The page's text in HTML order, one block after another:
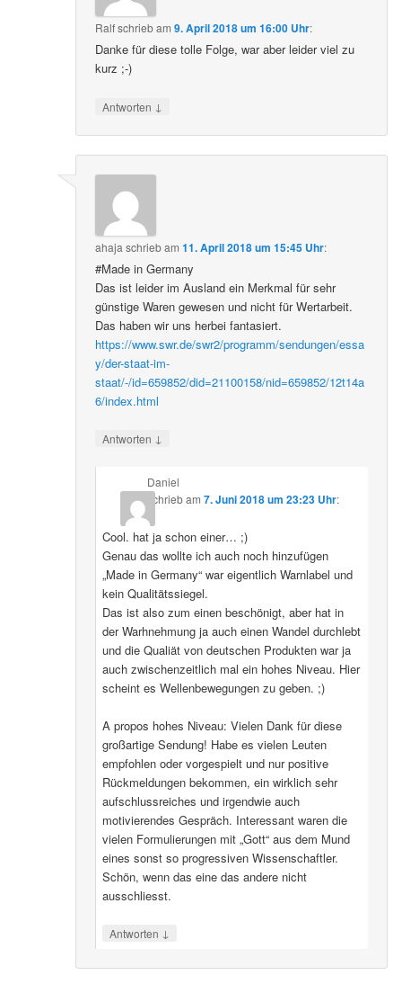
Ralfschriebam9. April 2018 um 16:00 Uhr:
Danke für diese tolle Folge, war aber leider viel zu
kurz ;-)
Antworten ↓
ahaja schriebam11. April 2018 um 15:45 Uhr:
#Made in Germany
Das ist leider im Ausland ein Merkmal für sehr
günstige Waren gewesen und nicht für Wertarbeit.
Das haben wir uns herbei fantasiert.
https://www.swr.de/swr2/programm/sendungen/essa
y/der-staat-im-
staat/-/id=659852/did=21100158/nid=659852/12t14a
6/index.html
Antworten ↓
Daniel
schriebam 7. Juni 2018 um 23:23 Uhr:
Cool. hat ja schon einer… ;)
Genau das wollte ich auch noch hinzufügen
„Made in Germany“ war eigentlich Warnlabel und
kein Qualitätssiegel.
Das ist also zum einen beschönigt, aber hat in
der Warhnehmung ja auch einen Wandel durchlebt
und die Qualiät von deutschen Produkten war ja
auch zwischenzeitlich mal ein hohes Niveau. Hier
scheint es Wellenbewegungen zu geben. ;)
A propos hohes Niveau: Vielen Dank für diese
großartige Sendung! Habe es vielen Leuten
empfohlen oder vorgespielt und nur positive
Rückmeldungen bekommen, ein wirklich sehr
aufschlussreiches und irgendwie auch
motivierendes Gespräch. Interessant waren die
vielen Formulierungen mit „Gott“ aus dem Mund
eines sonst so progressiven Wissenschaftler.
Schön, wenn das eine das andere nicht
ausschliesst.
Antworten ↓